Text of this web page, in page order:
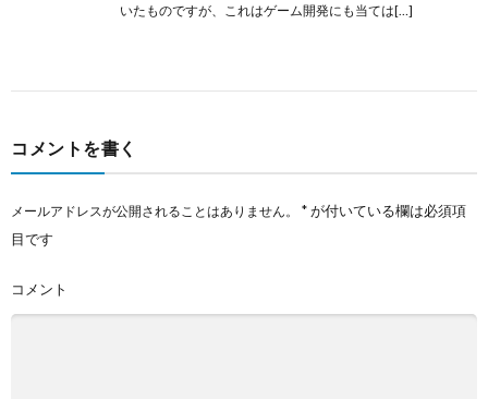
いたものですが、これはゲーム開発にも当ては[…]
コメントを書く
メールアドレスが公開されることはありません。 *が付いている欄は必須項
目です
コメント